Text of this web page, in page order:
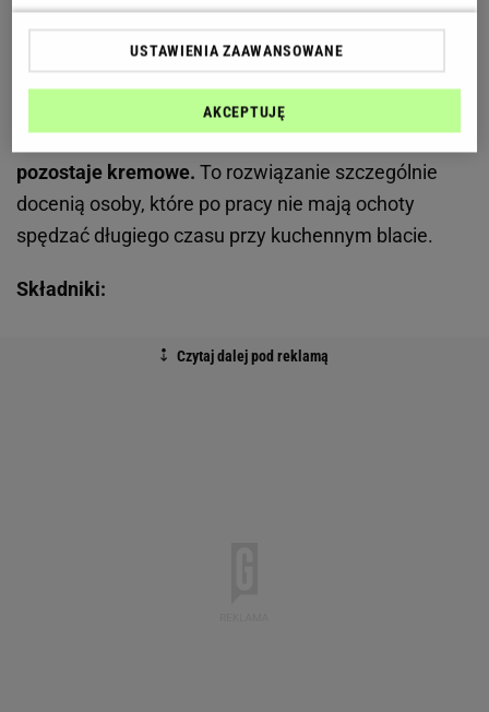
szybko przygotować dania z chrupiącą powierzchnią
i soczystym wnętrzem. Faszerowane pieczarki
doskonale wykorzystują te możliwości, ponieważ
gorące powietrze równomiernie ogrzewa składniki,
dzięki czemu ser pięknie się rumieni, a nadzienie
pozostaje kremowe. To rozwiązanie szczególnie
docenią osoby, które po pracy nie mają ochoty
spędzać długiego czasu przy kuchennym blacie.
Składniki:
USTAWIENIA ZAAWANSOWANE
AKCEPTUJĘ